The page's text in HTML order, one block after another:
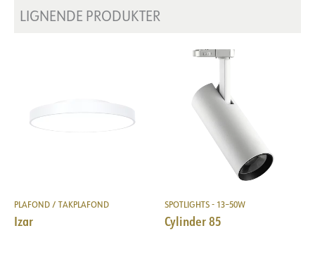
LIGNENDE PRODUKTER
PLAFOND / TAKPLAFOND
Izar
SPOTLIGHTS - 13–50W
Cylinder 85